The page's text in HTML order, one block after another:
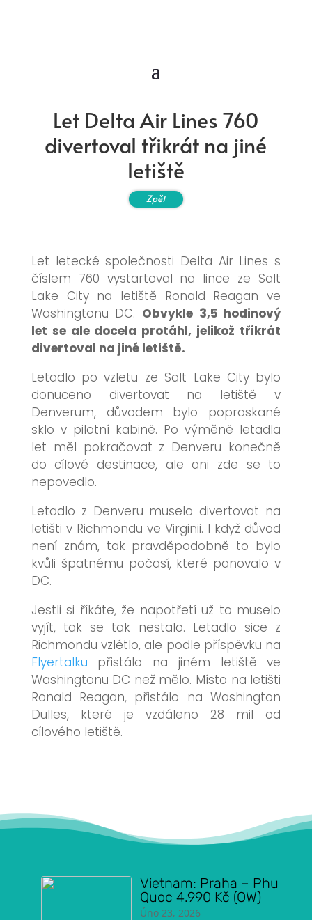
Let Delta Air Lines 760
divertoval třikrát na jiné
letiště
Zpět
Let letecké společnosti Delta Air Lines s
číslem 760 vystartoval na lince ze Salt
Lake City na letiště Ronald Reagan ve
Washingtonu DC. Obvykle 3,5 hodinový
let se ale docela protáhl, jelikož třikrát
divertoval na jiné letiště.
Letadlo po vzletu ze Salt Lake City bylo
donuceno divertovat na letiště v
Denverum, důvodem bylo popraskané
sklo v pilotní kabině. Po výměně letadla
let měl pokračovat z Denveru konečně
do cílové destinace, ale ani zde se to
nepovedlo.
Letadlo z Denveru muselo divertovat na
letišti v Richmondu ve Virginii. I když důvod
není znám, tak pravděpodobně to bylo
kvůli špatnému počasí, které panovalo v
DC.
Jestli si říkáte, že napotřetí už to muselo
vyjít, tak se tak nestalo. Letadlo sice z
Richmondu vzlétlo, ale podle příspěvku na
Flyertalku přistálo na jiném letiště ve
Washingtonu DC než mělo. Místo na letišti
Ronald Reagan, přistálo naWashington
Dulles, které je vzdáleno 28 mil od
cílového letiště.
Vietnam: Praha – Phu
Quoc 4.990 Kč (OW)
Úno 23, 2026